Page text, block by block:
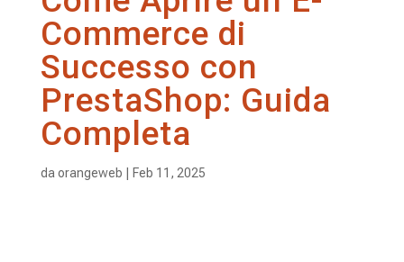
Commerce di
Successo con
PrestaShop: Guida
Completa
da orangeweb Feb 11, 2025